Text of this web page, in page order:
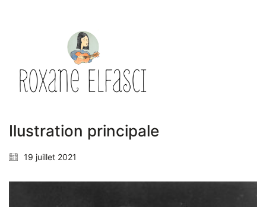
Ilustration principale
19 juillet 2021